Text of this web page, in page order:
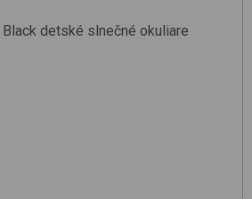
Black detské slnečné okuliare